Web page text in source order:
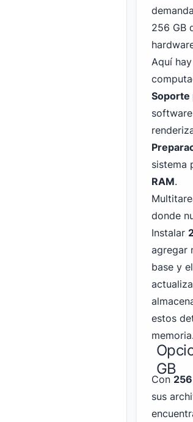
256 GB
Aquí
Soporte
sistema
RAM.
donde
Instalar
agregar
base y
estos
memoria.
GB
Con
sus